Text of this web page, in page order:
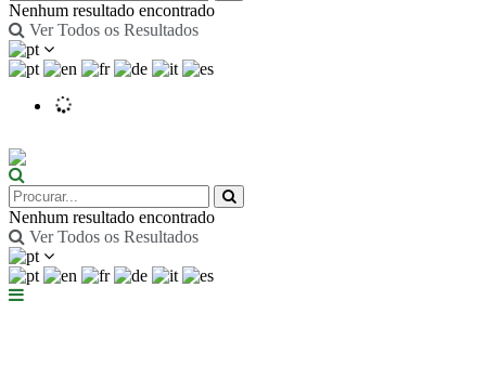
Nenhum resultado encontrado
Ver Todos os Resultados
Nenhum resultado encontrado
Ver Todos os Resultados